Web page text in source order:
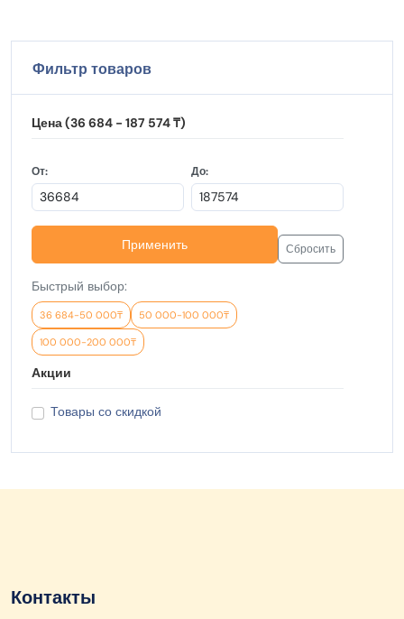
Фильтр товаров
Цена (36 684 - 187 574 ₸)
От: До:
Применить Сбросить
Быстрый выбор:
36 684-50 000₸ 50 000-100 000₸
100 000-200 000₸
Акции
Товары со скидкой
Контакты